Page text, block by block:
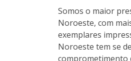
Somos o maior
Noroeste, com
exemplares
Noroeste tem se
comprometimento